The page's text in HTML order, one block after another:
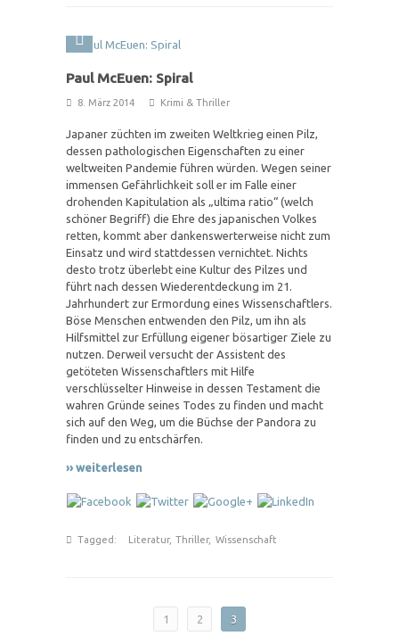
Paul McEuen: Spiral
8. März 2014 Krimi & Thriller
Japaner züchten im zweiten Weltkrieg einen Pilz,
dessen pathologischen Eigenschaften zu einer
weltweiten Pandemie führen würden. Wegen seiner
immensen Gefährlichkeit soll er im Falle einer
drohenden Kapitulation als „ultima ratio“ (welch
schöner Begriff) die Ehre des japanischen Volkes
retten, kommt aber dankenswerterweise nicht zum
Einsatz und wird stattdessen vernichtet. Nichts
desto trotz überlebt eine Kultur des Pilzes und
führt nach dessen Wiederentdeckung im 21.
Jahrhundert zur Ermordung eines Wissenschaftlers.
Böse Menschen entwenden den Pilz, um ihn als
Hilfsmittel zur Erfüllung eigener bösartiger Ziele zu
nutzen. Derweil versucht der Assistent des
getöteten Wissenschaftlers mit Hilfe
verschlüsselter Hinweise in dessen Testament die
wahren Gründe seines Todes zu finden und macht
sich auf den Weg, um die Büchse der Pandora zu
finden und zu entschärfen.
›› weiterlesen
Tagged: Literatur, Thriller, Wissenschaft
1 2 3